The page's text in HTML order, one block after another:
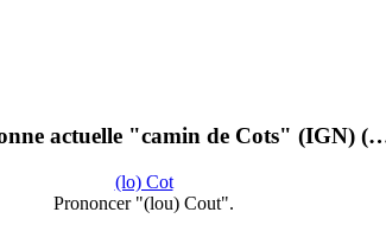
actuelle "camin de Cots" (IGN)
(lo) Cot
Prononcer "(lou) Cout".